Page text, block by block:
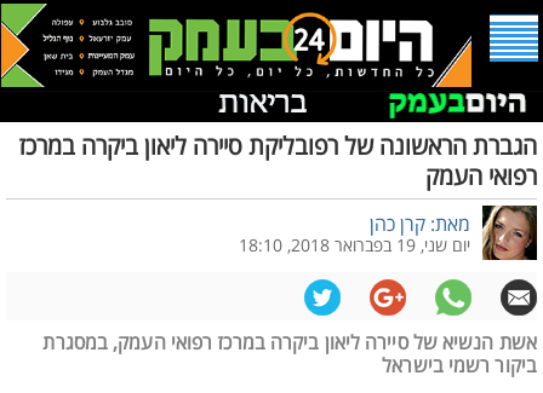
הגברת הראשונה של רפובליקת סיירה ליאון ביקרה במרכז
רפואי העמק
מאת: קרן כהן
יום שני, 19 בפברואר 2018, 18:10
אשת הנשיא של סיירה ליאון ביקרה במרכז רפואי העמק, במסגרת
ביקור רשמי בישראל